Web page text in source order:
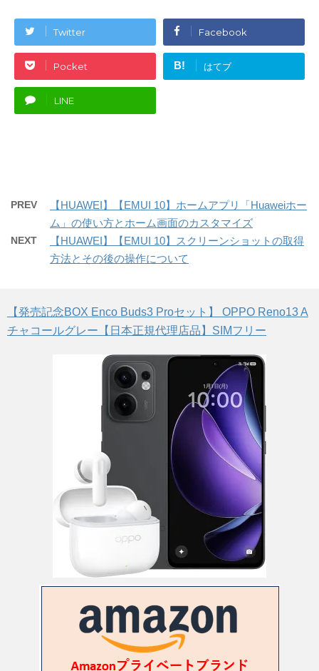
Twitter Facebook
Pocket B! はてブ
LINE
PREV
【HUAWEI】【EMUI 10】ホームアプリ「Huaweiホー
ム」の使い方とホーム画面のカスタマイズ
NEXT
【HUAWEI】【EMUI 10】スクリーンショットの取得
方法とその後の操作について
【発売記念BOX Enco Buds3 Proセット】 OPPO Reno13 A
チャコールグレー【日本正規代理店品】SIMフリー